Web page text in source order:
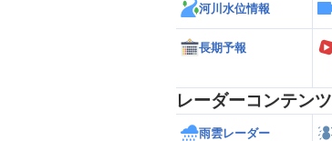
河川水位情報
長期予報
レーダーコンテンツ
雨雲レーダー